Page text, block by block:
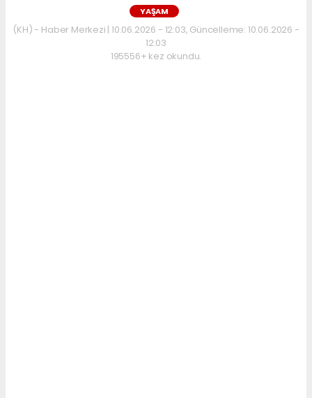
YAŞAM
(KH) - Haber Merkezi | 10.06.2026 - 12:03, Güncelleme: 10.06.2026 -
12:03
195556+ kez okundu.